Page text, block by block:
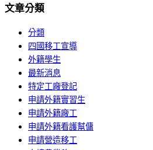
文章分類
分類
四國移工宣導
外籍學生
最新消息
特定工廠登記
申請外籍實習生
申請外籍廠工
申請外籍看護幫傭
申請營造移工